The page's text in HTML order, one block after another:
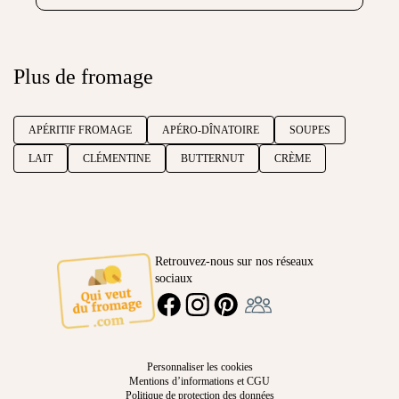
Plus de fromage
APÉRITIF FROMAGE APÉRO-DÎNATOIRE SOUPES
LAIT CLÉMENTINE BUTTERNUT CRÈME
Retrouvez-nous sur nos réseaux
sociaux
FACEBOOKINSTAGRAMPINTEREST
Personnaliser les cookies
Mentions d’informations et CGU
Politique de protection des données